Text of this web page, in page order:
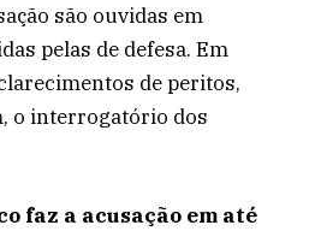
são ouvidas em
pelas de defesa. Em
de peritos,
o interrogatório dos
faz a acusação em até